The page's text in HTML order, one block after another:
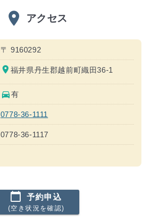
place アクセス
〒 9160292
place 福井県丹生郡越前町織田36-1
directions_car有
0778-36-1111
0778-36-1117
calendar_today 予約申込
(空き状況を確認)